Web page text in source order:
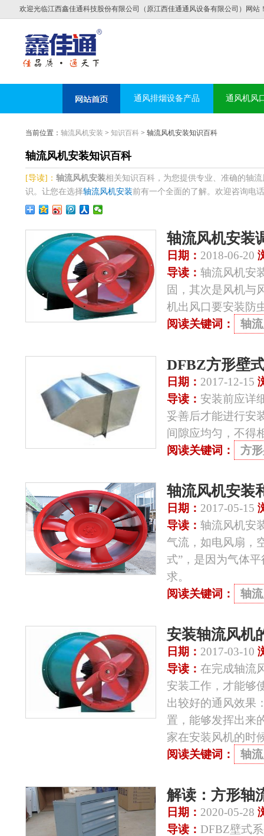
欢迎光临江西鑫佳通科技股份有限公司（原江西佳通通风设备有限公司）网站
通风排烟设备产品 通风机风
当前位置： 轴流风机安装 > 知识百科> 轴流风机安装知识百科
轴流风机安装知识百科
[导读]： 轴流风机安装相关知识百科，为您提供专业、准确的轴
识。让您在选择轴流风机安装前有一个全面的了解。欢迎咨询电话
轴流风机安装
日期： 2018-06-20
导读： 轴流风机安
固，其次是风机与
机出风口要安装防
阅读关键词：
轴
DFBZ方形壁
日期： 2017-12-15
导读： 安装前应详
妥善后才能进行安
间隙应均匀，不得
阅读关键词：
方
轴流风机安装
日期： 2017-05-15
导读： 轴流风机安
气流，如电风扇，
式”，是因为气体
求。
阅读关键词：
轴
安装轴流风机
日期： 2017-03-10
导读： 在完成轴流
安装工作，才能够
出较好的通风效果
置，能够发挥出来
家在安装风机的时
阅读关键词：
轴
解读：方形轴
日期： 2020-05-28
导读： DFBZ壁式